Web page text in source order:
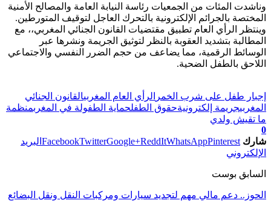
وناشدت المئات من الجمعيات رئاسة النيابة العامة والمصالح الأمنية
المختصة بالجرائم الإلكترونية بالتحرك العاجل لتوقيف المتورطين.
وينتظر الرأي العام تطبيق مقتضيات القانون الجنائي المغربي،، مع
المطالبة بتشديد العقوبة بالنظر لتوثيق الجريمة ونشرها عبر
الوسائط الرقمية، مما يضاعف من حجم الضرر النفسي والاجتماعي
اللاحق بالطفل الضحية.
إجبار طفل على شرب الخمر الرأي العام المغربيالقانون الجنائي
المغربيجريمة إلكترونيةحقوق الطفلحماية الطفولة في المغربمنظمة
ما تقيش ولدي
0
شارك
FacebookTwitterGoogle+ReddItWhatsAppPinterest
البريد
الإلكتروني
السابق بوست
الحوز.. دعم مالي مهم لتجديد سيارات ومركبات النقل ونقل البضائع